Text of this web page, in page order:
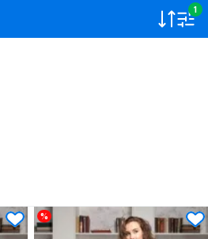
1
%